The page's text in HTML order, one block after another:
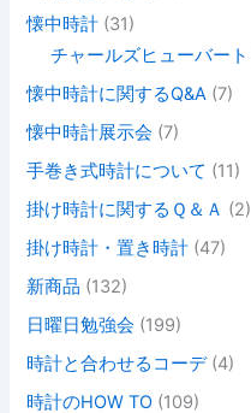
懐中時計 (31)
チャールズヒューバート
懐中時計に関するQ&A (7)
懐中時計展示会 (7)
手巻き式時計について (11)
掛け時計に関するＱ＆Ａ (2)
掛け時計・置き時計 (47)
新商品 (132)
日曜日勉強会 (199)
時計と合わせるコーデ(4)
時計のHOW TO (109)